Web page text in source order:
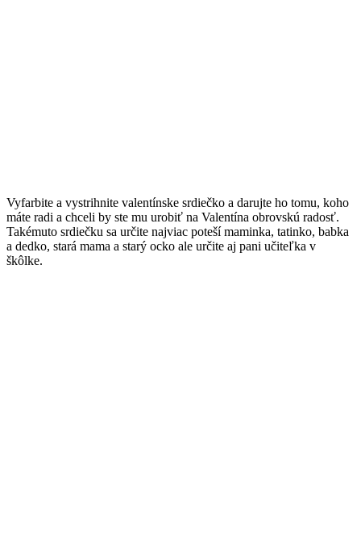
Vyfarbite a vystrihnite valentínske srdiečko a darujte ho tomu, koho
máte radi a chceli by ste mu urobiť na Valentína obrovskú radosť.
Takémuto srdiečku sa určite najviac poteší maminka, tatinko, babka
a dedko, stará mama a starý ocko ale určite aj pani učiteľka v
škôlke.